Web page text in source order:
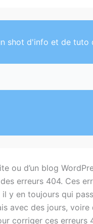
shot d'info et de
ou d’un blog
erreurs 404. Ces
y en toujours qui
avec des jours,
corriger ces erreurs